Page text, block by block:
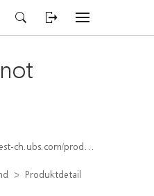
produkt/detail/index/isin/CH1570362850
Produktdetail